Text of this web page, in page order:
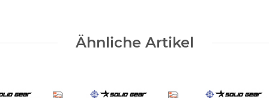
Ähnliche Artikel